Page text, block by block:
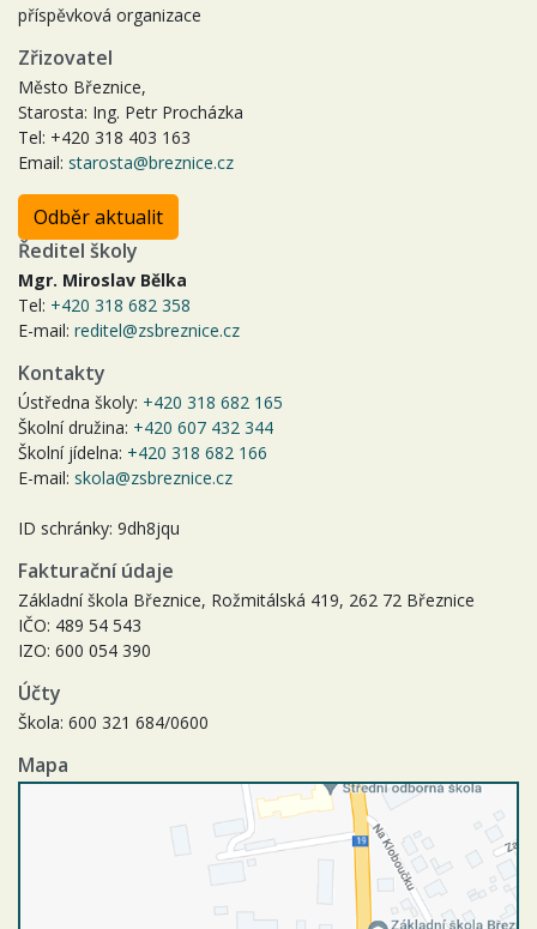
příspěvková organizace
Zřizovatel
Město Březnice,
Starosta: Ing. Petr Procházka
Tel: +420 318 403 163
Email: starosta@breznice.cz
Odběr aktualit
Ředitel školy
Mgr. Miroslav Bělka
Tel: +420 318 682 358
E-mail: reditel@zsbreznice.cz
Kontakty
Ústředna školy: +420 318 682 165
Školní družina: +420 607 432 344
Školní jídelna: +420 318 682 166
E-mail: skola@zsbreznice.cz
ID schránky: 9dh8jqu
Fakturační údaje
Základní škola Březnice, Rožmitálská 419, 262 72 Březnice
IČO: 489 54 543
IZO: 600 054 390
Účty
Škola: 600 321 684/0600
Mapa